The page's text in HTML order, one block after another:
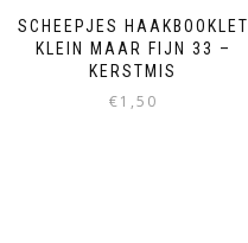
SCHEEPJES HAAKBOOKLET
KLEIN MAAR FIJN 33 –
KERSTMIS
€1,50